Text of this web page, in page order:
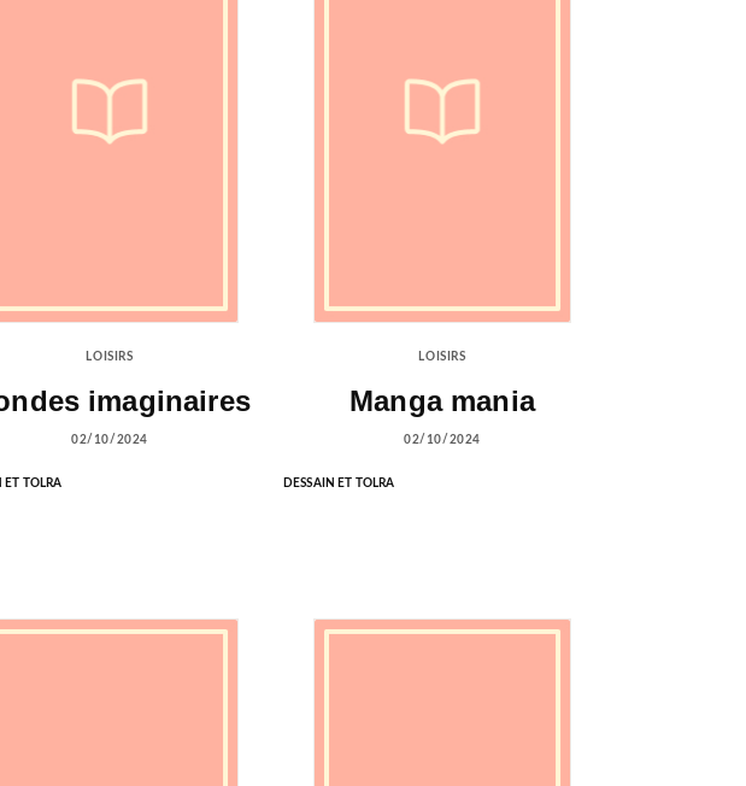
LOISIRS
imaginaires
02/10/2024
ET TOLRA
LOISIRS
Manga mania
02/10/2024
DESSAIN ET TOLRA